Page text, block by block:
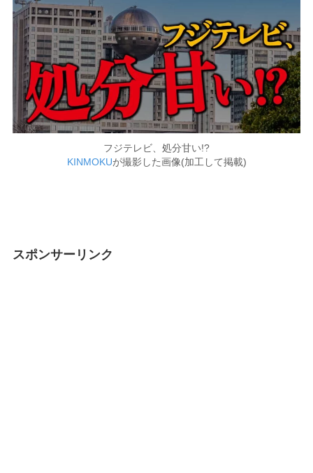
フジテレビ、処分甘い!?
KINMOKUが撮影した画像(加工して掲載)
スポンサーリンク